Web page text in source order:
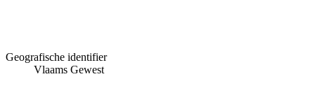
Geografische identifier
Vlaams Gewest